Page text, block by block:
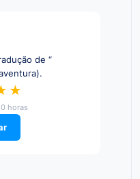
de “
horas